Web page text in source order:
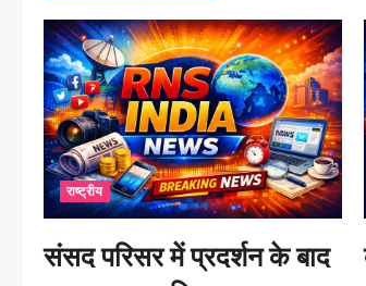
a
t
i
o
n राष्ट्रीय
संसद परिसर में प्रदर्शन के बाद